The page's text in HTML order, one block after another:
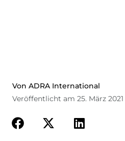
Von ADRA International
Veröffentlicht am 25. März 2021